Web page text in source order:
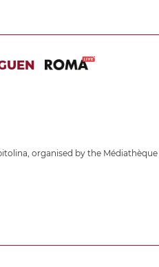
organised by the